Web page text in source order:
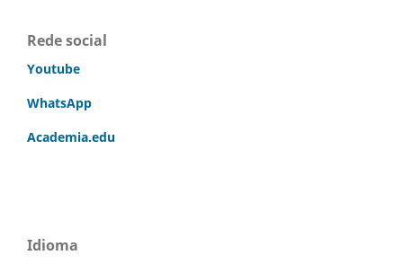
Rede social
Youtube
WhatsApp
Academia.edu
Idioma